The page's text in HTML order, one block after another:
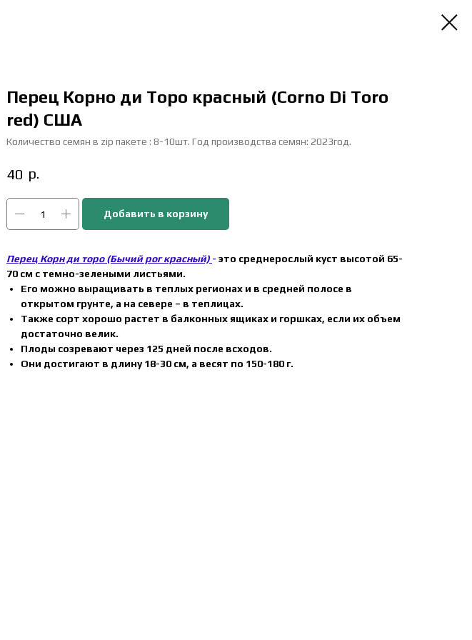
Перец Корно ди Торо красный (Corno Di Toro
red) США
Количество семян в zip пакете : 8-10шт. Год производства семян: 2023год.
40 р.
Добавить в корзину
Перец Корн ди торо (Бычий рог красный) - это среднерослый куст высотой 65-
70 см с темно-зелеными листьями.
Его можно выращивать в теплых регионах и в средней полосе в
открытом грунте, а на севере – в теплицах.
Также сорт хорошо растет в балконных ящиках и горшках, если их объем
достаточно велик.
Плоды созревают через 125 дней после всходов.
Они достигают в длину 18-30 см, а весят по 150-180 г.